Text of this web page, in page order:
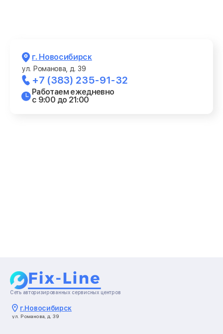
г. Новосибирск
ул. Романова, д. 39
+7 (383) 235-91-32
Работаем ежедневно
с 9:00 до 21:00
Сеть авторизированных сервисных центров
г.Новосибирск
ул. Романова, д. 39